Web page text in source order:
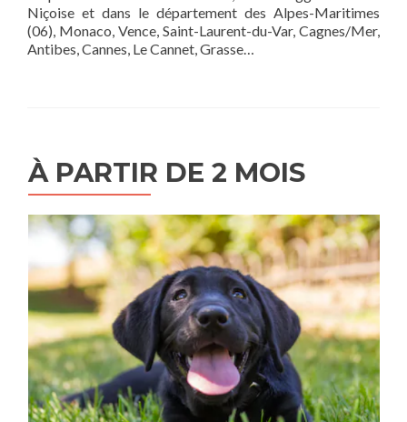
Niçoise et dans le département des Alpes-Maritimes
(06), Monaco, Vence, Saint-Laurent-du-Var, Cagnes/Mer,
Antibes, Cannes, Le Cannet, Grasse…
À PARTIR DE 2 MOIS